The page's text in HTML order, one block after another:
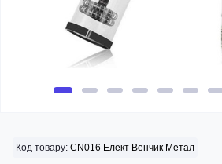
Код товару: CN016 Елект Венчик Метал